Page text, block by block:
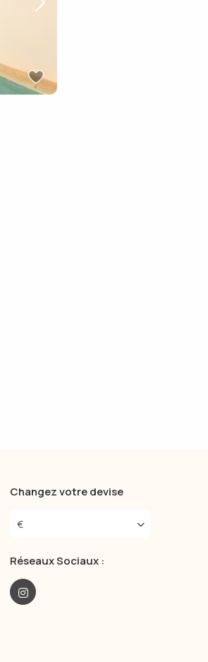
Changez votre devise
€
Réseaux Sociaux :